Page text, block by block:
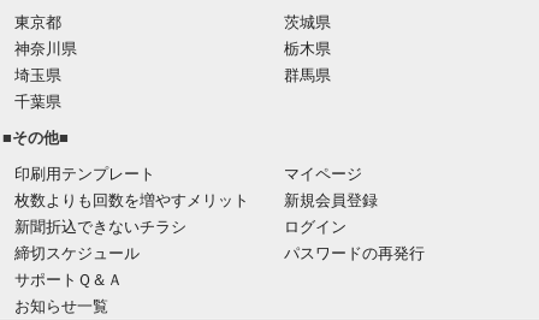
東京都
神奈川県
埼玉県
千葉県
茨城県
栃木県
群馬県
■その他■
印刷用テンプレート
枚数よりも回数を増やすメリット
新聞折込できないチラシ
締切スケジュール
サポートＱ＆Ａ
お知らせ一覧
マイページ
新規会員登録
ログイン
パスワードの再発行